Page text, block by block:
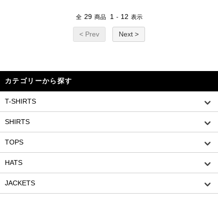
全 29 商品 1 - 12 表示
< Prev Next >
カテゴリーから探す
T-SHIRTS
SHIRTS
TOPS
HATS
JACKETS